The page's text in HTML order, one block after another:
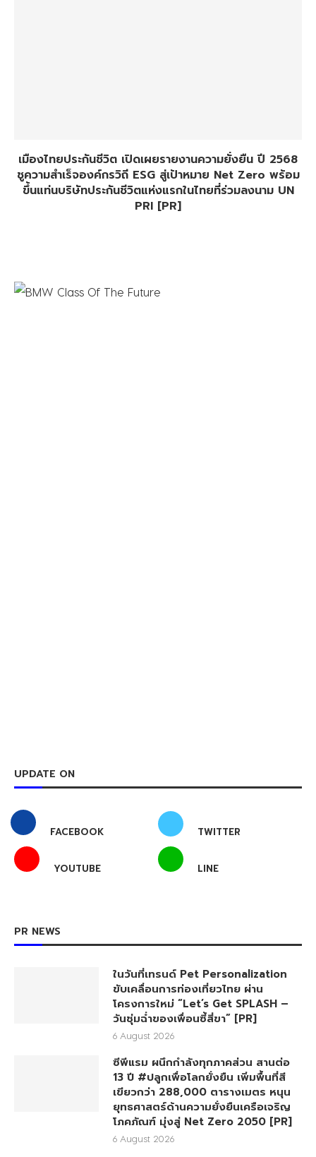
เมืองไทยประกันชีวิต เปิดเผยรายงานความยั่งยืน ปี 2568
ชูความสำเร็จองค์กรวิถี ESG สู่เป้าหมาย Net Zero พร้อม
ขึ้นแท่นบริษัทประกันชีวิตแห่งแรกในไทยที่ร่วมลงนาม UN
PRI [PR]
UPDATE ON
FACEBOOK TWITTER
YOUTUBE LINE
PR NEWS
ในวันที่เทรนด์ Pet Personalization
ขับเคลื่อนการท่องเที่ยวไทย ผ่าน
โครงการใหม่ “Let’s Get SPLASH –
วันชุ่มฉ่ำของเพื่อนซี้สี่ขา” [PR]
6 August 2026
ซีพีแรม ผนึกกำลังทุกภาคส่วน สานต่อ
13 ปี #ปลูกเพื่อโลกยั่งยืน เพิ่มพื้นที่สี
เขียวกว่า 288,000 ตารางเมตร หนุน
ยุทธศาสตร์ด้านความยั่งยืนเครือเจริญ
โภคภัณฑ์ มุ่งสู่ Net Zero 2050 [PR]
6 August 2026